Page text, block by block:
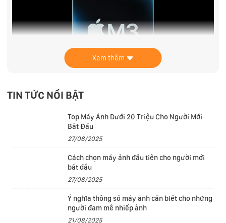
mạnh mẽ cho AI, mang lại hiệu năng nhanh hơn đến 60%
các tính năng hữu ích như Công Cụ Viết và Đũa Phép
sửa video đẳng cấp mới trong Final Cut Pro cho iPad và
theo dõi cảnh quay chất lượng pro trong Onform.
Xem thêm
TIN TỨC NỔI BẬT
Top Máy Ảnh Dưới 20 Triệu Cho Người Mới
Bắt Đầu
27/08/2025
Cách chọn máy ảnh đầu tiên cho người mới
bắt đầu
27/08/2025
Ý nghĩa thông số máy ảnh cần biết cho những
người đam mê nhiếp ảnh
21/08/2025